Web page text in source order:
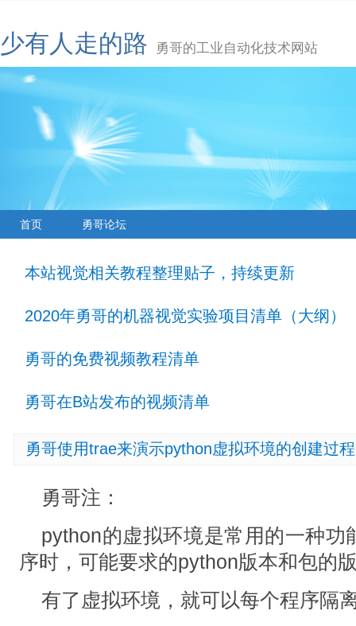
少有人走的路 勇哥的工业自动化技术网站
首页 勇哥论坛
本站视觉相关教程整理贴子，持续更新
2020年勇哥的机器视觉实验项目清单（大纲）
勇哥的免费视频教程清单
勇哥在B站发布的视频清单
勇哥使用trae来演示python虚拟环境的创建过程
勇哥注：
python的虚拟环境是常用的一种功
序时，可能要求的python版本和包的
有了虚拟环境，就可以每个程序隔